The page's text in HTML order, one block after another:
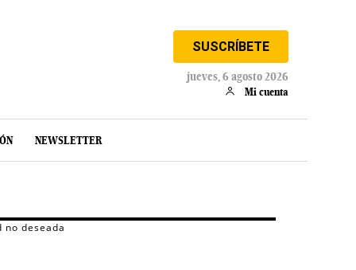
SUSCRÍBETE
jueves, 6 agosto 2026
Mi cuenta
NEWSLETTER
deseada